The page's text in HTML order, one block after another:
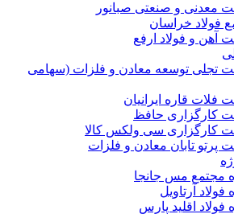
معدنی و صنعتی صبانور
فولاد خراسان
آهن و فولاد ارفع
تجلی توسعه معادن و فلزات (سهامی
فلات قاره ایرانیان
کارگزاری حافظ
کارگزاری سی ولکس کالا
پرتو تابان معادن و فلزات
مجتمع مس جانجا
فولاد آرتاویل
فولاد اقلید پارس